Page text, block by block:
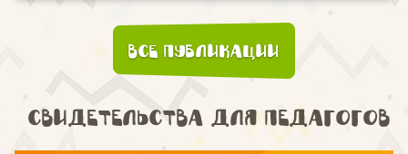
Все публикации
Свидетельства для педагогов